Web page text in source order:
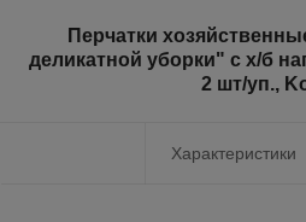
Перчатки
деликатной уборки" с х/б
2 шт/уп.,
Характеристики